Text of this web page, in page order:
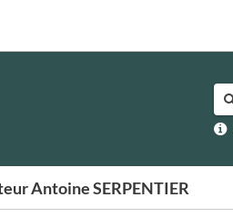
d'Alès
Antoine SERPENTIER